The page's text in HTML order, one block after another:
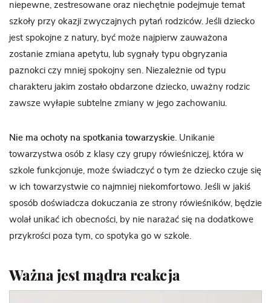
niepewne, zestresowane oraz niechętnie podejmuje temat
szkoły przy okazji zwyczajnych pytań rodziców. Jeśli dziecko
jest spokojne z natury, być może najpierw zauważona
zostanie zmiana apetytu, lub sygnały typu obgryzania
paznokci czy mniej spokojny sen. Niezależnie od typu
charakteru jakim zostało obdarzone dziecko, uważny rodzic
zawsze wyłapie subtelne zmiany w jego zachowaniu.
Nie ma ochoty na spotkania towarzyskie. Unikanie
towarzystwa osób z klasy czy grupy rówieśniczej, która w
szkole funkcjonuje, może świadczyć o tym że dziecko czuje się
w ich towarzystwie co najmniej niekomfortowo. Jeśli w jakiś
sposób doświadcza dokuczania ze strony rówieśników, będzie
wolał unikać ich obecności, by nie narażać się na dodatkowe
przykrości poza tym, co spotyka go w szkole.
Ważna jest mądra reakcja